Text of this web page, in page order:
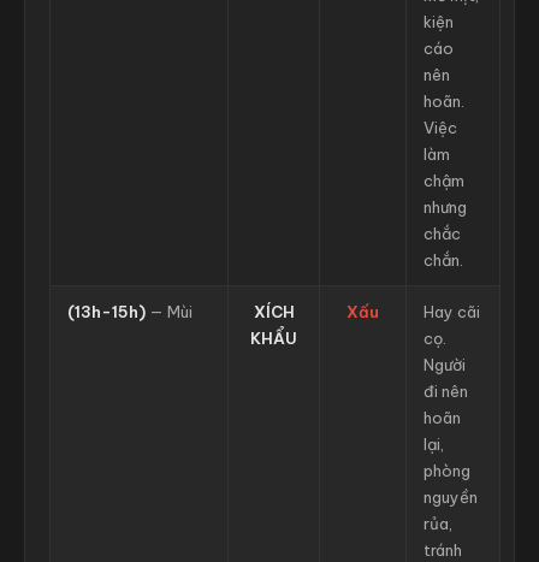
kiện
cáo
nên
hoãn.
Việc
làm
chậm
nhưng
chắc
chắn.
(13h-15h) — Mùi
XÍCH
KHẨU
Xấu
Hay cãi
cọ.
Người
đi nên
hoãn
lại,
phòng
nguyền
rủa,
tránh